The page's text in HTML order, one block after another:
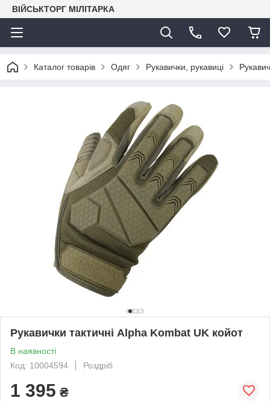
ВІЙСЬКТОРГ МІЛІТАРКА
Каталог товарів Одяг Рукавички, рукавиці
Рукавички тактичні Alpha Kombat UK койот
В наявності
Код: 10004594
Роздріб
1 395 ₴